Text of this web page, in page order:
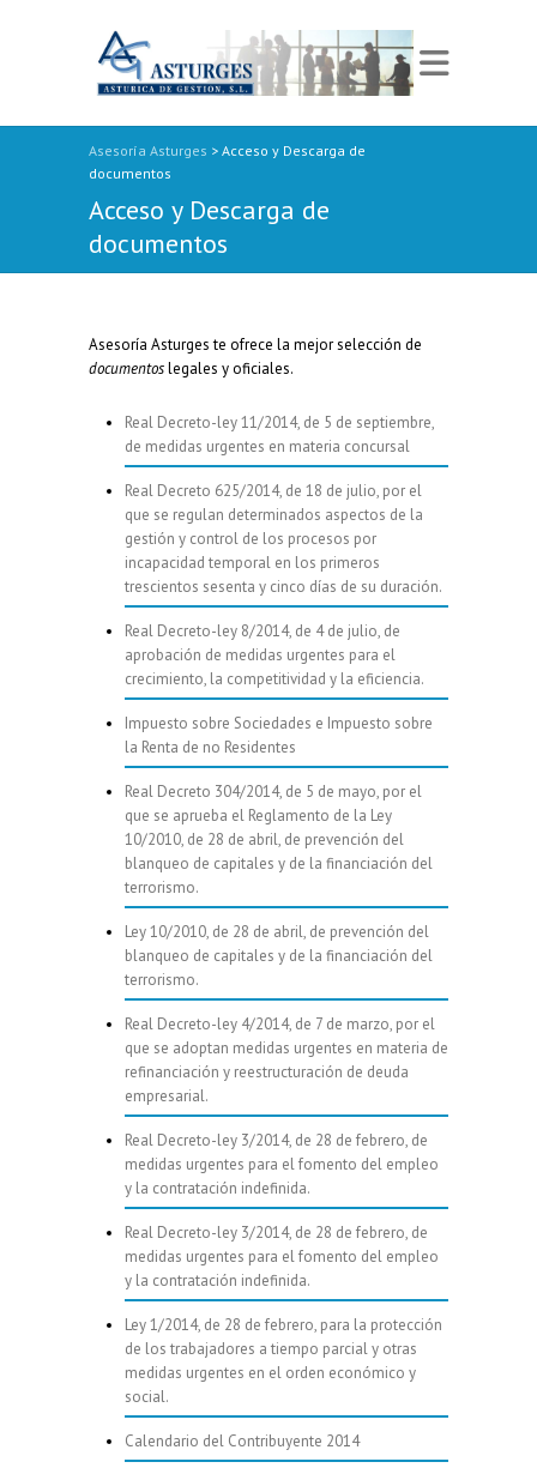
Asesoría Asturges > Acceso y Descarga de
documentos
Acceso y Descarga de
documentos
Asesoría Asturges te ofrece la mejor selección de
documentoslegales y oficiales.
Real Decreto-ley 11/2014, de 5 de septiembre,
de medidas urgentes en materia concursal
Real Decreto 625/2014, de 18 de julio, por el
que se regulan determinados aspectos de la
gestión y control de los procesos por
incapacidad temporal en los primeros
trescientos sesenta y cinco días de su duración.
Real Decreto-ley 8/2014, de 4 de julio, de
aprobación de medidas urgentes para el
crecimiento, la competitividad y la eficiencia.
Impuesto sobre Sociedades e Impuesto sobre
la Renta de no Residentes
Real Decreto 304/2014, de 5 de mayo, por el
que se aprueba el Reglamento de la Ley
10/2010, de 28 de abril, de prevención del
blanqueo de capitales y de la financiación del
terrorismo.
Ley 10/2010, de 28 de abril, de prevención del
blanqueo de capitales y de la financiación del
terrorismo.
Real Decreto-ley 4/2014, de 7 de marzo, por el
que se adoptan medidas urgentes en materia de
refinanciación y reestructuración de deuda
empresarial.
Real Decreto-ley 3/2014, de 28 de febrero, de
medidas urgentes para el fomento del empleo
y la contratación indefinida.
Real Decreto-ley 3/2014, de 28 de febrero, de
medidas urgentes para el fomento del empleo
y la contratación indefinida.
Ley 1/2014, de 28 de febrero, para la protección
de los trabajadores a tiempo parcial y otras
medidas urgentes en el orden económico y
social.
Calendario del Contribuyente 2014